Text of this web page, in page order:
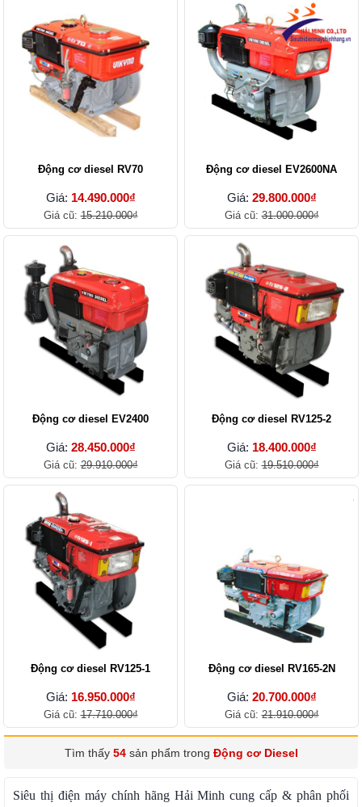
Động cơ diesel RV70
Giá: 14.490.000₫
Giá cũ:15.210.000₫
Động cơ diesel EV2600NA
Giá: 29.800.000₫
Giá cũ:31.000.000₫
Động cơ diesel EV2400
Giá: 28.450.000₫
Giá cũ:29.910.000₫
Động cơ diesel RV125-2
Giá: 18.400.000₫
Giá cũ:19.510.000₫
Động cơ diesel RV125-1
Giá: 16.950.000₫
Giá cũ:17.710.000₫
Động cơ diesel RV165-2N
Giá: 20.700.000₫
Giá cũ:21.910.000₫
Tìm thấy 54sản phẩm trong Động cơ Diesel
Siêu thị điện máy chính hãng Hải Minh cung cấp & phân phối